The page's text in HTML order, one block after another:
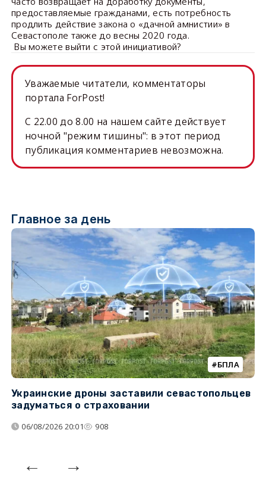
предоставляемые гражданами, есть потребность
продлить действие закона о «дачной амнистии» в
Севастополе также до весны 2020 года.
Вы можете выйти с этой инициативой?
Уважаемые читатели, комментаторы
портала ForPost!
C 22.00 до 8.00 на нашем сайте действует
ночной "режим тишины": в этот период
публикация комментариев невозможна.
Главное за день
БПЛА
Украинские дроны заставили севастопольцев
задуматься о страховании
06/08/2026 20:01 908